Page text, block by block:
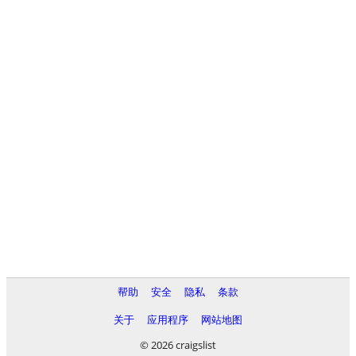
帮助 安全 隐私
条款
关于
应用程序
网站地图
© 2026 craigslist